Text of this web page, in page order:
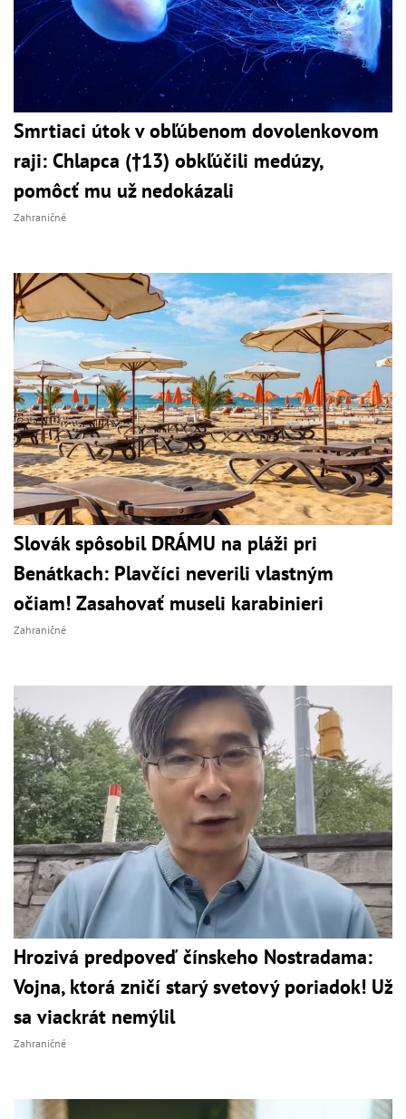
Smrtiaci útok v obľúbenom dovolenkovom
raji: Chlapca (†13) obkľúčili medúzy,
pomôcť mu už nedokázali
Zahraničné
Slovák spôsobil DRÁMU na pláži pri
Benátkach: Plavčíci neverili vlastným
očiam! Zasahovať museli karabinieri
Zahraničné
Hrozivá predpoveď čínskeho Nostradama:
Vojna, ktorá zničí starý svetový poriadok! Už
sa viackrát nemýlil
Zahraničné